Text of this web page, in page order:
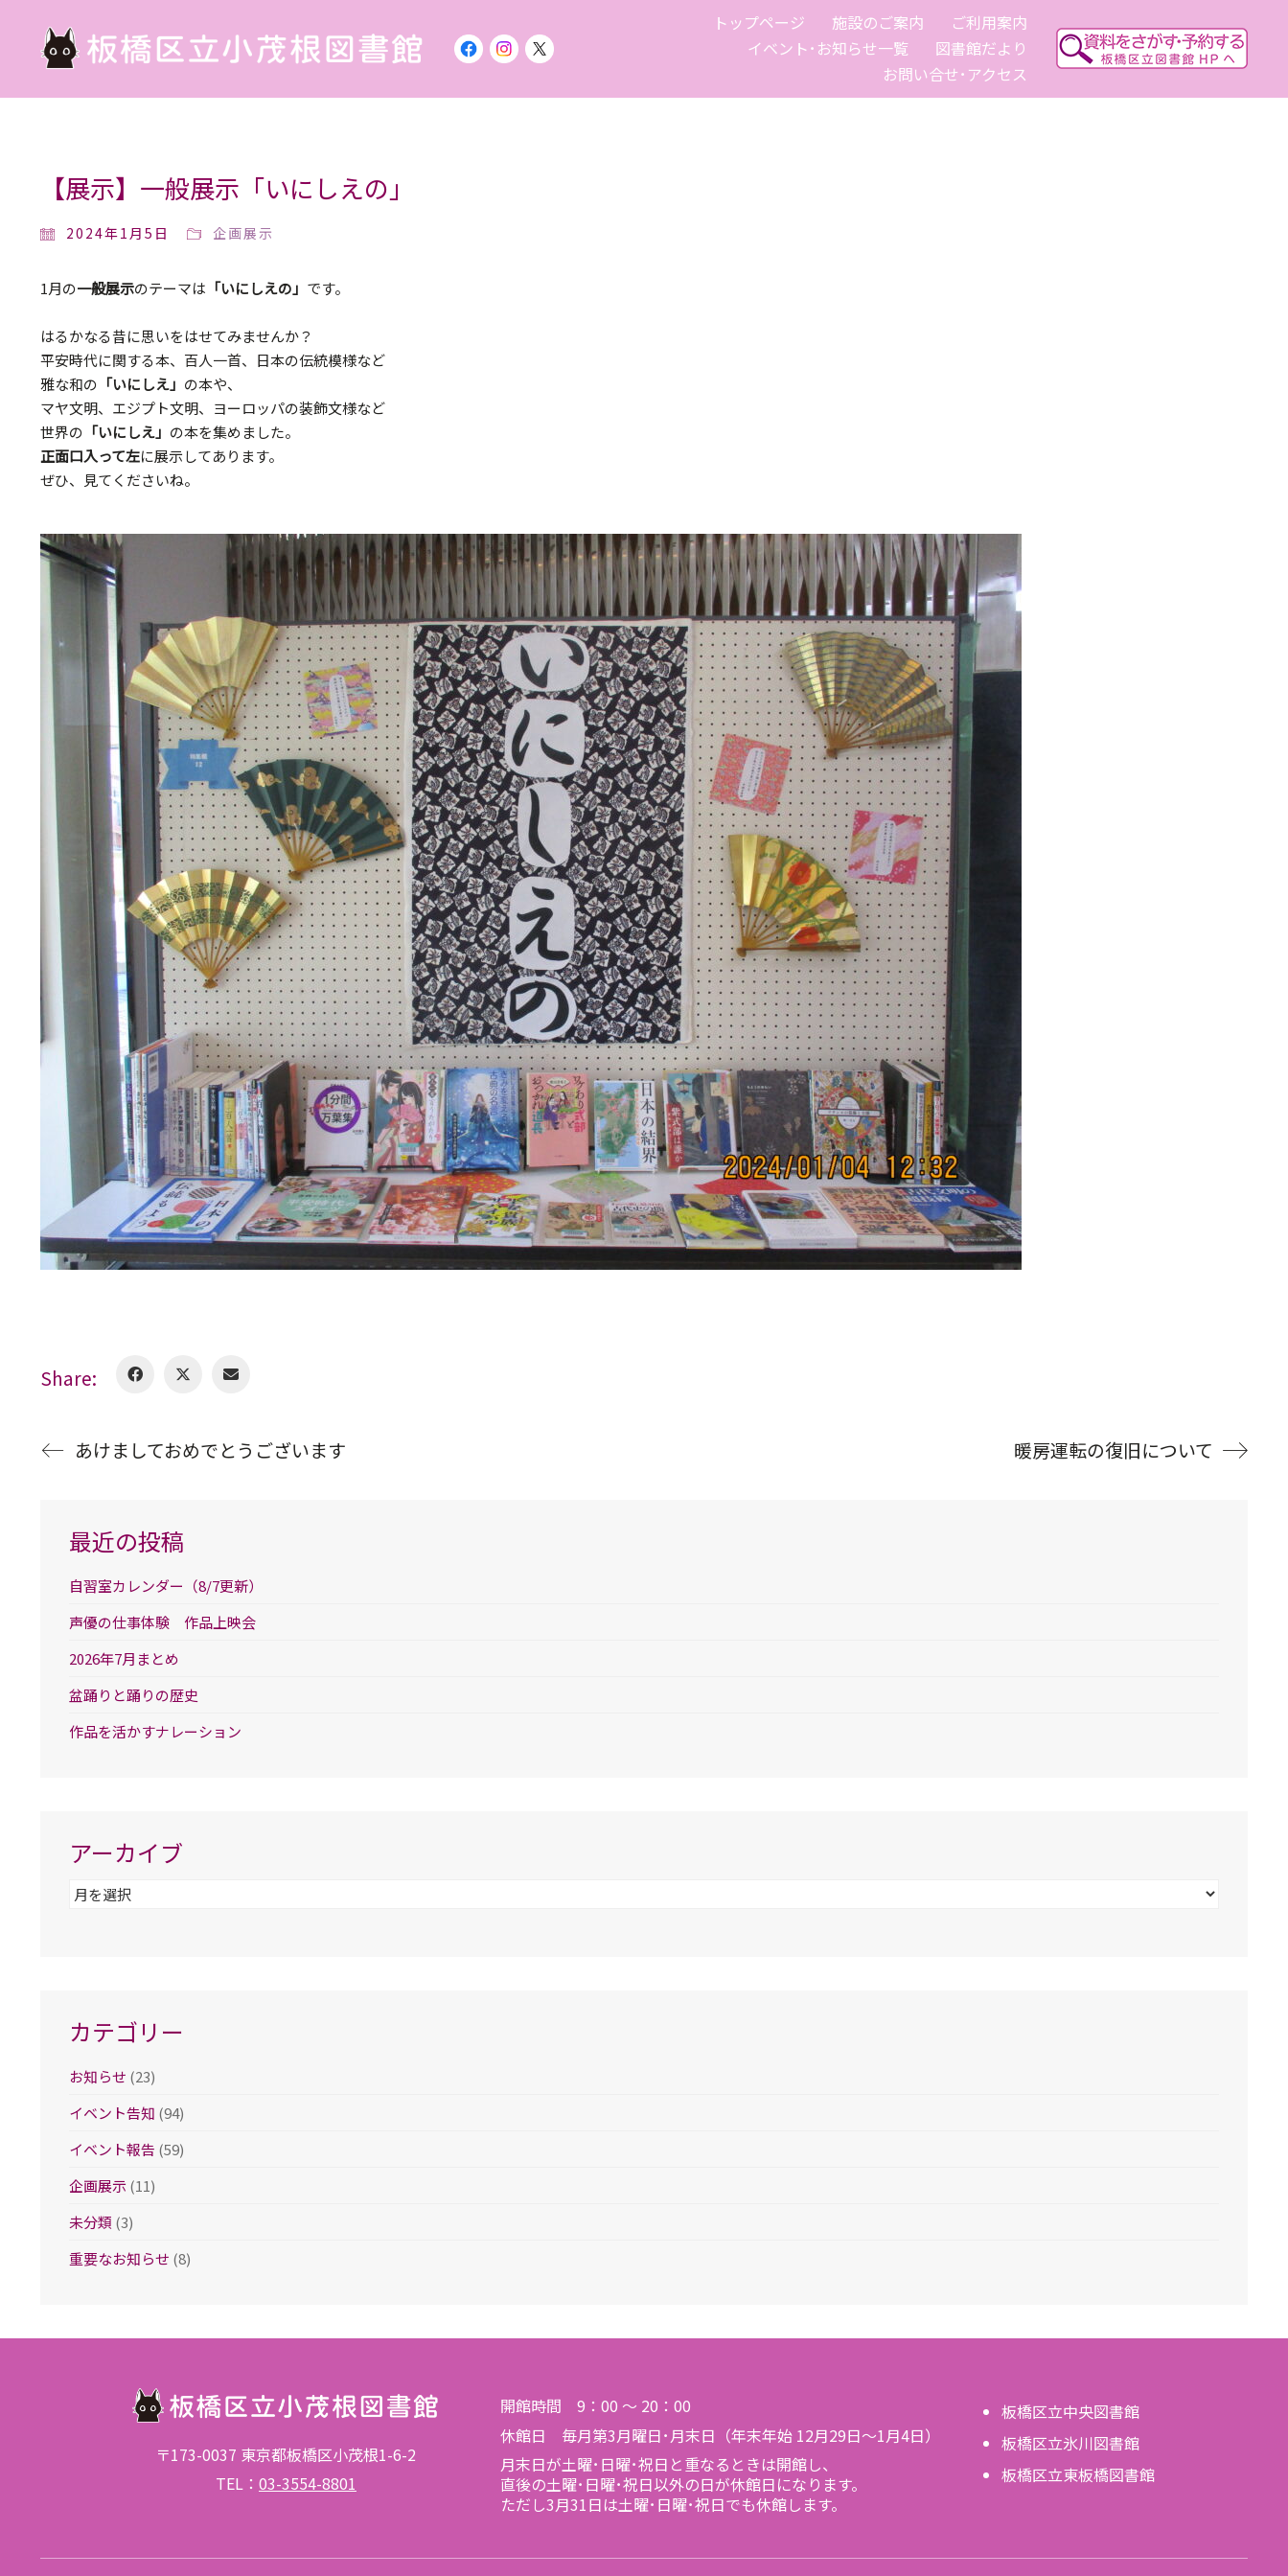
トップページ 施設のご案内
ご利用案内
イベント･お知らせ一覧
図書館だより
お問い合せ･アクセス
【展示】一般展示「いにしえの」
2024年1月5日 企画展示
1月の一般展示のテーマは 「いにしえの」 です。
はるかなる昔に思いをはせてみませんか？
平安時代に関する本、百人一首、日本の伝統模様など
雅な和の 「いにしえ」 の本や、
マヤ文明、エジプト文明、ヨーロッパの装飾文様など
世界の 「いにしえ」 の本を集めました。
正面口入って左に展示してあります。
ぜひ、見てくださいね。
Share:
あけましておめでとうございます 暖房運転の復旧について
最近の投稿
自習室カレンダー（8/7更新）
声優の仕事体験 作品上映会
2026年7月まとめ
盆踊りと踊りの歴史
作品を活かすナレーション
アーカイブ
ア
カテゴリー
お知らせ (23)
イベント告知 (94)
イベント報告 (59)
企画展示(11)
未分類 (3)
重要なお知らせ (8)
〒173-0037 東京都板橋区小茂根1-6-2
TEL： 03-3554-8801
開館時間 9：00 ～ 20：00
休館日 毎月第3月曜日･月末日（年末年始 12月29日～1月4日）
月末日が土曜･日曜･祝日と重なるときは開館し、
直後の土曜･日曜･祝日以外の日が休館日になります。
ただし3月31日は土曜･日曜･祝日でも休館します。
板橋区立中央図書館
板橋区立氷川図書館
板橋区立東板橋図書館